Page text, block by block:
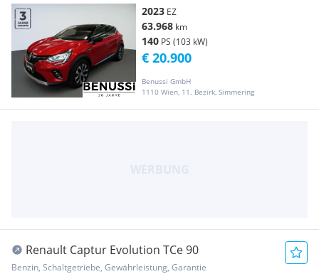
2023 EZ
63.968 km
140 PS (103 kW)
Benussi GmbH
1110 Wien, 11. Bezirk, Simmering
€ 20.900
Renault Captur Evolution TCe 90
Benzin, Schaltgetriebe, Gewährleistung, Garantie